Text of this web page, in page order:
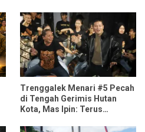
Trenggalek Menari #5 Pecah
di Tengah Gerimis Hutan
Kota, Mas Ipin: Terus